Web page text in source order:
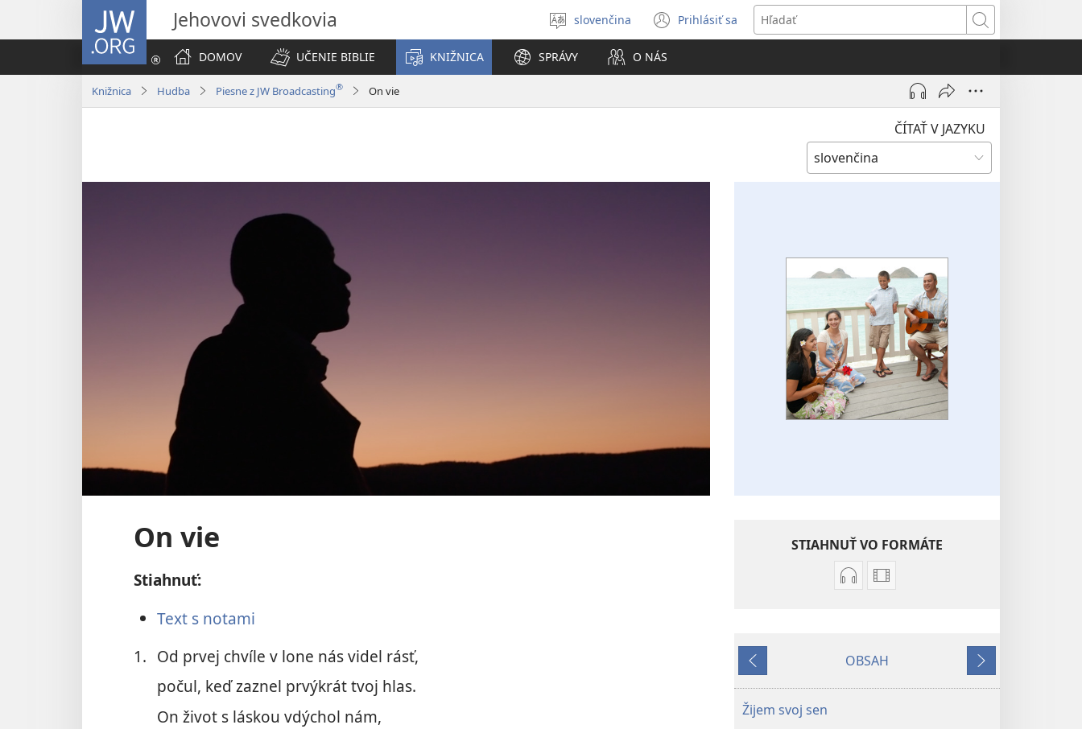
JW.ORG Jehovovi svedkovia
Výber
jazyka
slovenčina Prihlásiť sa
(otvorí
nové
Hľadať
DOMOV
UČENIE BIBLIE KNIŽNICA SPRÁVY O NÁS
Knižnica Hudba Piesne z JW Broadcasting® On vie
ČÍTAŤ V JAZYKU
On vie
Stiahnuť:
Text s notami
1. Od prvej chvíle v lone nás videl rásť,
počul, keď zaznel prvýkrát tvoj hlas.
On život s láskou vdýchol nám,
STIAHNUŤ VO FORMÁTE
Možnosti
z
Možnosti
z
Späť
OBSAH
Ďalej
Žijem svoj sen